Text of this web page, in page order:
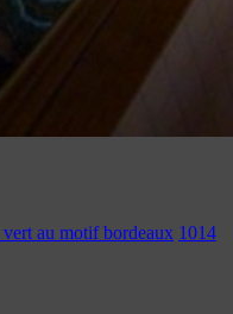
vert au motif bordeaux 1014